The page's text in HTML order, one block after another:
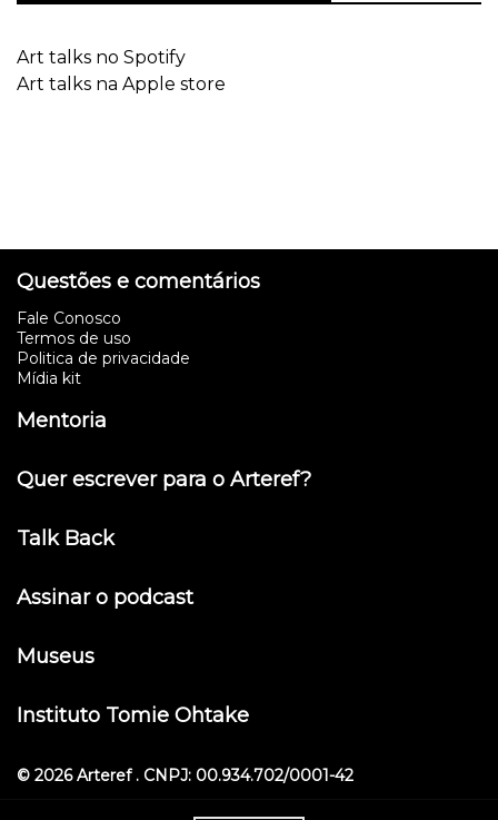
Art talks no Spotify
Art talks na Apple store
Questões e comentários
Fale Conosco
Termos de uso
Politica de privacidade
Mídia kit
Mentoria
Quer escrever para o Arteref?
Talk Back
Assinar o podcast
Museus
Instituto Tomie Ohtake
© 2026 Arteref . CNPJ: 00.934.702/0001-42